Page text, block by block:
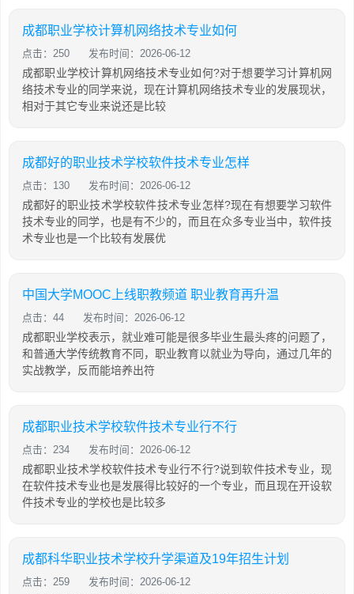
成都职业学校计算机网络技术专业如何
点击：250 发布时间：2026-06-12
成都职业学校计算机网络技术专业如何?对于想要学习计算机网
络技术专业的同学来说，现在计算机网络技术专业的发展现状，
相对于其它专业来说还是比较
成都好的职业技术学校软件技术专业怎样
点击：130 发布时间：2026-06-12
成都好的职业技术学校软件技术专业怎样?现在有想要学习软件
技术专业的同学，也是有不少的，而且在众多专业当中，软件技
术专业也是一个比较有发展优
中国大学MOOC上线职教频道 职业教育再升温
点击：44 发布时间：2026-06-12
成都职业学校表示，就业难可能是很多毕业生最头疼的问题了，
和普通大学传统教育不同，职业教育以就业为导向，通过几年的
实战教学，反而能培养出符
成都职业技术学校软件技术专业行不行
点击：234 发布时间：2026-06-12
成都职业技术学校软件技术专业行不行?说到软件技术专业，现
在软件技术专业也是发展得比较好的一个专业，而且现在开设软
件技术专业的学校也是比较多
成都科华职业技术学校升学渠道及19年招生计划
点击：259 发布时间：2026-06-12